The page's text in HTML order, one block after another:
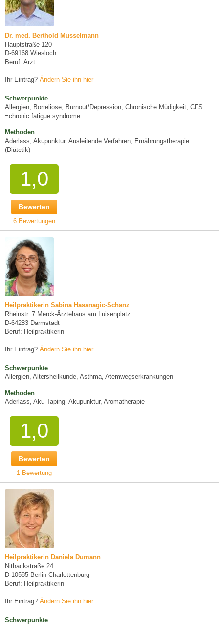
Dr. med. Berthold Musselmann
Hauptstraße 120
D-69168 Wiesloch
Beruf: Arzt
Ihr Eintrag? Ändern Sie ihn hier
Schwerpunkte
Allergien, Borreliose, Burnout/Depression, Chronische Müdigkeit, CFS
=chronic fatigue syndrome
Methoden
Aderlass, Akupunktur, Ausleitende Verfahren, Ernährungstherapie
(Diätetik)
1,0
Bewerten
6 Bewertungen
Heilpraktikerin Sabina Hasanagic-Schanz
Rheinstr. 7 Merck-Ärztehaus am Luisenplatz
D-64283 Darmstadt
Beruf: Heilpraktikerin
Ihr Eintrag? Ändern Sie ihn hier
Schwerpunkte
Allergien, Altersheilkunde, Asthma, Atemwegserkrankungen
Methoden
Aderlass, Aku-Taping, Akupunktur, Aromatherapie
1,0
Bewerten
1 Bewertung
Heilpraktikerin Daniela Dumann
Nithackstraße 24
D-10585 Berlin-Charlottenburg
Beruf: Heilpraktikerin
Ihr Eintrag? Ändern Sie ihn hier
Schwerpunkte